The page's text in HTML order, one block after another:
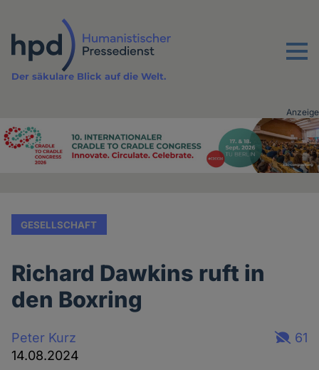
Inhalt
Menu
Der säkulare Blick auf die Welt.
Advertising
Anzeige
GESELLSCHAFT
Richard Dawkins ruft in
den Boxring
Peter Kurz
14.08.2024
61